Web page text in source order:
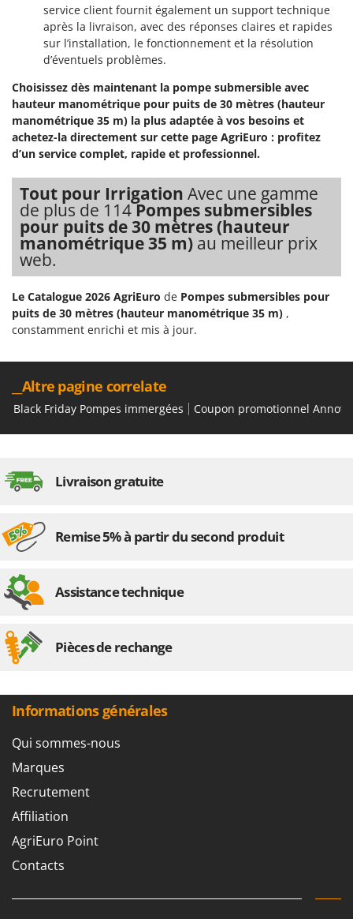
Stiga
Stocker
Sunseeker
T
Tecla
TecnoGen
Tellarini Pompe
Telwin
Tenco
Tineco
Titania
Tornado
Tre Spade
Trev - Abrek - TecnoVIR
Trotec
Troy-Bilt
U
Udor
Unger
V
Verdemax
Volpi
Weber
Wiper EcoRobot
Worx
Y
Z
Zomax
service client fournit également un support technique
après la livraison, avec des réponses claires et rapides
sur l’installation, le fonctionnement et la résolution
d’éventuels problèmes.
Choisissez dès maintenant la pompe submersible avec
hauteur manométrique pour puits de 30 mètres (hauteur
manométrique 35 m) la plus adaptée à vos besoins et
achetez-la directement sur cette page AgriEuro : profitez
d’un service complet, rapide et professionnel.
Tout pour Irrigation Avec une gamme
de plus de 114Pompes submersibles
pour puits de 30 mètres (hauteur
manométrique 35 m) au meilleur prix
web.
Le Catalogue 2026 AgriEuro de Pompes submersibles pour
puits de 30 mètres (hauteur manométrique 35 m) ,
constamment enrichi et mis à jour.
__Altre pagine correlate
Black Friday Pompes immergées Coupon promotionnel Annovi
Livraison gratuite
Remise 5% à partir du second produit
Assistance technique
Pièces de rechange
Informations générales
Qui sommes-nous
Marques
Recrutement
Affiliation
AgriEuro Point
Contacts